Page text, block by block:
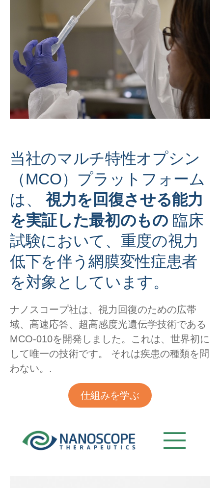
当社のマルチ特性オプシン
（MCO）プラットフォーム
は、視力を回復させる能力
を実証した最初のもの 臨床
試験において、重度の視力
低下を伴う網膜変性症患者
を対象としています。
ナノスコープ社は、視力回復のための広帯
域、高速応答、超高感度光遺伝学技術である
MCO-010を開発しました。これは、世界初に
して唯一の技術です。
それは疾患の種類を問
わない。.
仕組みを学ぶ